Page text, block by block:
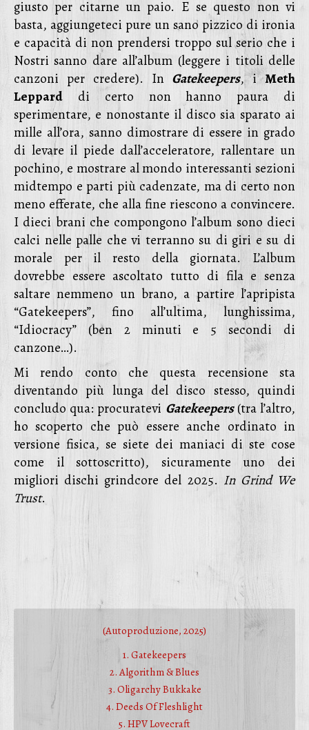
giusto per citarne un paio. E se questo non vi
basta, aggiungeteci pure un sano pizzico di ironia
e capacità di non prendersi troppo sul serio che i
Nostri sanno dare all’album (leggere i titoli delle
canzoni per credere). In Gatekeepers, iMeth
Leppard di certo non hanno paura di
sperimentare, e nonostante il disco sia sparato ai
mille all’ora, sanno dimostrare di essere in grado
di levare il piede dall’acceleratore, rallentare un
pochino, e mostrare al mondo interessanti sezioni
midtempo e parti più cadenzate, ma di certo non
meno efferate, che alla fine riescono a convincere.
I dieci brani che compongono l’album sono dieci
calci nelle palle che vi terranno su di giri e su di
morale per il resto della giornata. L’album
dovrebbe essere ascoltato tutto di fila e senza
saltare nemmeno un brano, a partire l’apripista
“Gatekeepers”, fino all’ultima, lunghissima,
“Idiocracy” (ben 2 minuti e 5 secondi di
canzone…).
Mi rendo conto che questa recensione sta
diventando più lunga del disco stesso, quindi
concludo qua: procuratevi Gatekeepers(tra l’altro,
ho scoperto che può essere anche ordinato in
versione fisica, se siete dei maniaci di ste cose
come il sottoscritto), sicuramente uno dei
migliori dischi grindcore del 2025. In Grind We
Trust.
(Autoproduzione, 2025)
1. Gatekeepers
2. Algorithm & Blues
3. Oligarchy Bukkake
4. Deeds Of Fleshlight
5. HPV Lovecraft